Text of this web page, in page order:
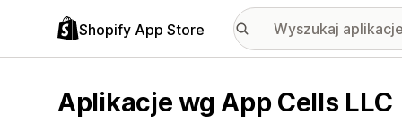
Shopify App Store
Aplikacje wg App Cells LLC